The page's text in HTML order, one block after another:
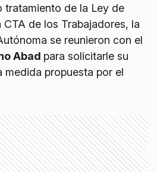
tratamiento de la Ley de
CTA de los Trabajadores, la
se reunieron con el
Abad para solicitarle su
medida propuesta por el